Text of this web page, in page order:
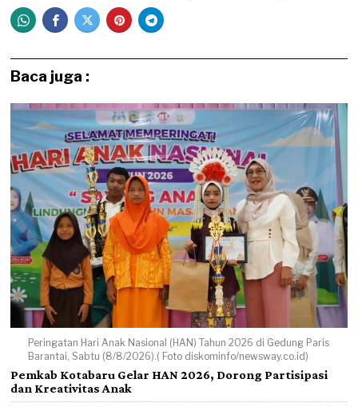
Baca juga :
Peringatan Hari Anak Nasional (HAN) Tahun 2026 di Gedung Paris
Barantai, Sabtu (8/8/2026).( Foto diskominfo/newsway.co.id)
Pemkab Kotabaru Gelar HAN 2026, Dorong Partisipasi
dan Kreativitas Anak